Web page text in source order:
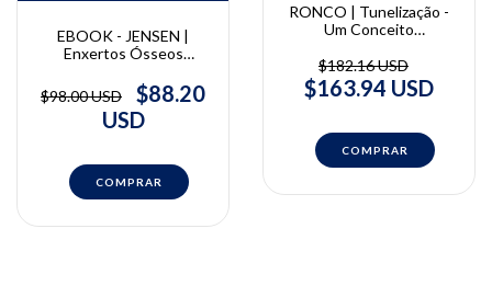
EBOOK - JENSEN |
Enxertos Ósseos
$98.00 USD
$88.20
USD
RONCO | Tunelização -
Um Conceito
Plástica Periodontal |
Vincent Ronco
$182.16 USD
$163.94 USD